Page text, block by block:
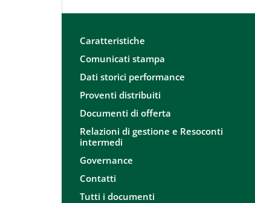
Caratteristiche
Comunicati stampa
Dati storici performance
Proventi distribuiti
Documenti di offerta
Relazioni di gestione e Resoconti
intermedi
Governance
Contatti
Tutti i documenti